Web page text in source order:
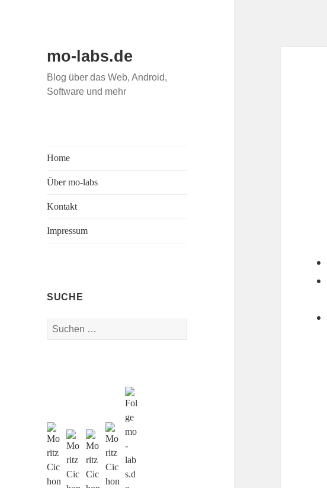
mo-labs.de
Blog über das Web, Android,
Software und mehr
Home
Über mo-labs
Kontakt
Impressum
SUCHE
Suche
nach: